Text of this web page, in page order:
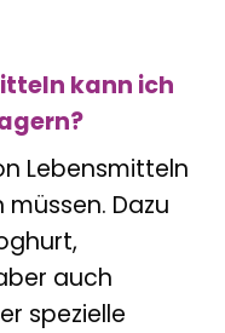
kann ich
Lebensmitteln
Dazu
auch
spezielle